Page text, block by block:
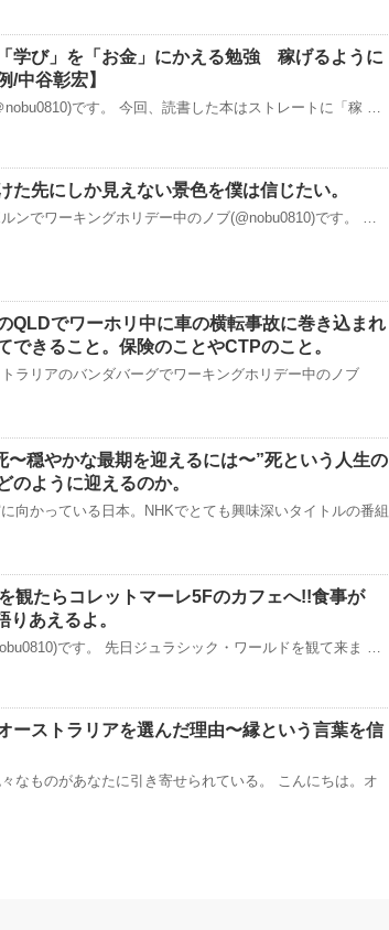
学び」を「お金」にかえる勉強 稼げるように
/中谷彰宏】
です。 今回、読書した本はストレートに「稼 …
た先にしか見えない景色を僕は信じたい。
ンでワーキングホリデー中のノブ(@nobu0810)です。 …
QLDでワーホリ中に車の横転事故に巻き込まれ
できること。保険のことやCTPのこと。
ラリアのバンダバーグでワーキングホリデー中のノブ
〜穏やかな最期を迎えるには〜”死という人生の
のように迎えるのか。
向かっている日本。NHKでとても興味深いタイトルの番組
観たらコレットマーレ5Fのカフェへ!!食事が
りあえるよ。
です。 先日ジュラシック・ワールドを観て来ま …
ーストラリアを選んだ理由〜縁という言葉を信
なものがあなたに引き寄せられている。 こんにちは。オ